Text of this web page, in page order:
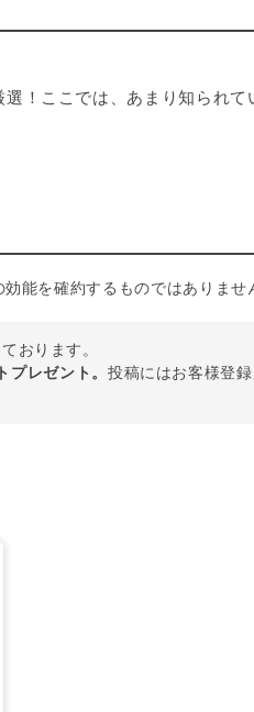
！ここでは、あまり知られ
能を確約するものではありませ
おります。
レゼント。 投稿にはお客様登